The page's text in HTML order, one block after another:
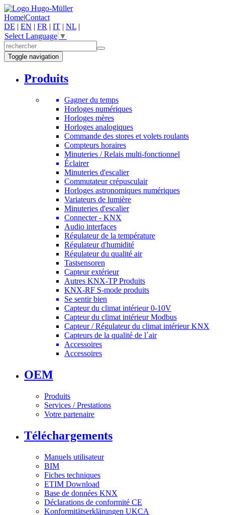
Home|Contact
DE | EN | FR | IT | NL |
Select Language ▼
Toggle navigation
Produits
Gagner du temps
Horloges numériques
Horloges mères
Horloges analogiques
Commande des stores et volets roulants
Compteurs horaires
Minuteries / Relais multi-fonctionnel
Éclairer
Minuteries d'escalier
Commutateur crépusculair
Horloges astronomiques numériques
Variateurs de lumière
Minuteries d'escalier
Connecter - KNX
Audio interfaces
Régulateur de la température
Régulateur d'humidité
Régulateur du qualité air
Tastsensoren
Capteur extérieur
Autres KNX-TP Produits
KNX-RF S-mode produits
Se sentir bien
Capteur du climat intérieur 0-10V
Capteur du climat intérieur Modbus
Capteur / Régulateur du climat intérieur KNX
Capteurs de la qualité de l´air
Accessoires
Accessoires
OEM
Produits
Services / Prestations
Votre partenaire
Téléchargements
Manuels utilisateur
BIM
Fiches techniques
ETIM Download
Base de données KNX
Déclarations de conformité CE
Konformitätserklärungen UKCA